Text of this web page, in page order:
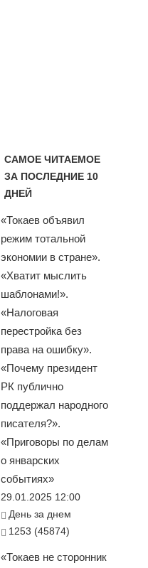
САМОЕ ЧИТАЕМОЕ
ЗА ПОСЛЕДНИЕ 10
ДНЕЙ
«Токаев объявил
режим тотальной
экономии в стране».
«Хватит мыслить
шаблонами!».
«Налоговая
перестройка без
права на ошибку».
«Почему президент
РК публично
поддержал народного
писателя?».
«Приговоры по делам
о январских
событиях»
29.01.2025 12:00
День за днем
1253 (45874)
«Токаев не сторонник